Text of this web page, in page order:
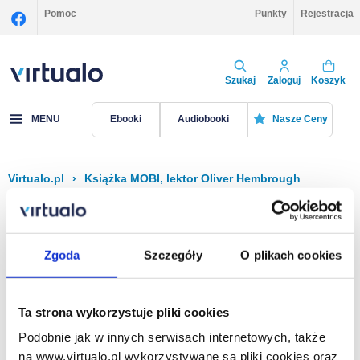
Zgoda Szczegóły O plikach cookies
Ta strona wykorzystuje pliki cookies
Podobnie jak w innych serwisach internetowych, także
na www.virtualo.pl wykorzystywane są pliki cookies oraz
Pomoc Punkty Rejestracja
Szukaj Zaloguj Koszyk
MENU Ebooki Audiobooki Nasze Ceny
Virtualo.pl › Książka MOBI, lektor OIiver Hembrough
Filtruj Sortuj
Na stronie